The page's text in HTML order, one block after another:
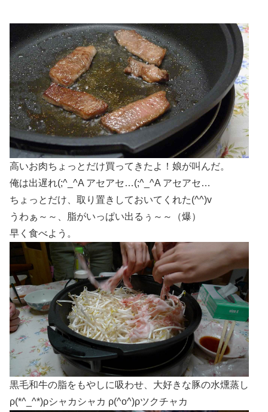
高いお肉ちょっとだけ買ってきたよ！娘が叫んだ。
俺は出遅れ(;^_^A アセアセ…(;^_^A アセアセ…
ちょっとだけ、取り置きしておいてくれた(^^)v
うわぁ～～、脂がいっぱい出るぅ～～（爆）
早く食べよう。
黒毛和牛の脂をもやしに吸わせ、大好きな豚の水燻蒸し
ρ(*^_^*)ρシャカシャカ ρ(^o^)ρツクチャカ